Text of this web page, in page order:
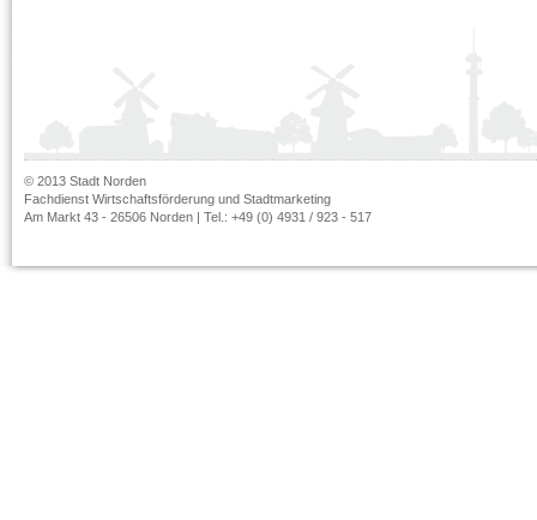
© 2013 Stadt Norden
Fachdienst Wirtschaftsförderung und Stadtmarketing
Am Markt 43 - 26506 Norden | Tel.: +49 (0) 4931 / 923 - 517